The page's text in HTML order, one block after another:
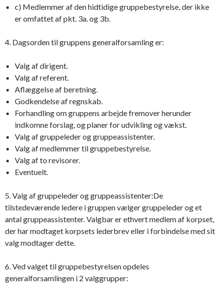
c) Medlemmer af den hidtidige gruppebestyrelse, der ikke
er omfattet af pkt. 3a. og 3b.
4. Dagsorden til gruppens generalforsamling er:
Valg af dirigent.
Valg af referent.
Aflæggelse af beretning.
Godkendelse af regnskab.
Forhandling om gruppens arbejde fremover herunder
indkomne forslag, og planer for udvikling og vækst.
Valg af gruppeleder og gruppeassistenter.
Valg af medlemmer til gruppebestyrelse.
Valg af to revisorer.
Eventuelt.
5. Valg af gruppeleder og gruppeassistenter:De
tilstedeværende ledere i gruppen vælger gruppeleder og et
antal gruppeassistenter. Valgbar er ethvert medlem af korpset,
der har modtaget korpsets lederbrev eller i forbindelse med sit
valg modtager dette.
6. Ved valget til gruppebestyrelsen opdeles
generalforsamlingen i 2 valggrupper: